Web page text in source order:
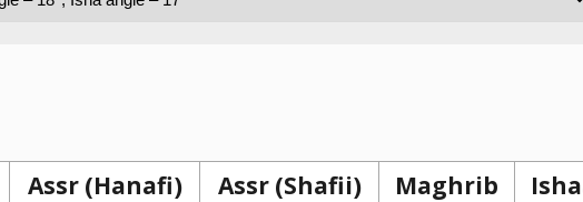
Assr (Hanafi) Assr (Shafii) Maghrib